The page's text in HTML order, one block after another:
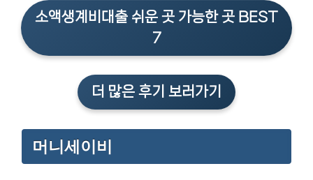
소액생계비대출 쉬운 곳 가능한 곳 BEST
7
더 많은 후기 보러가기
머니세이비